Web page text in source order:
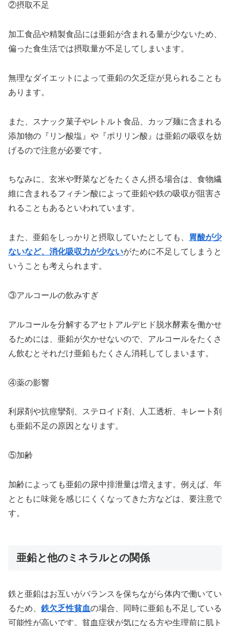
②摂取不足
加工食品や精製食品には亜鉛が含まれる量が少ないため、
偏った食生活では摂取量が不足してしまいます。
無理なダイエットによって亜鉛の欠乏症が見られることも
あります。
また、スナック菓子やレトルト食品、カップ麺に含まれる
添加物の『リン酸塩』や『ポリリン酸』は亜鉛の吸収を妨
げるので注意が必要です。
ちなみに、玄米や野菜などをたくさん摂る場合は、食物繊
維に含まれるフィチン酸によって亜鉛や鉄の吸収が阻害さ
れることもあるといわれています。
また、亜鉛をしっかりと摂取していたとしても、
胃酸が少
ないなど、消化吸収力が少ないがために不足してしまうと
いうことも考えられます。
③アルコールの飲みすぎ
アルコールを分解するアセトアルデヒド脱水酵素を働かせ
るためには、亜鉛が欠かせないので、アルコールをたくさ
ん飲むとそれだけ亜鉛もたくさん消耗してしまいます。
④薬の影響
利尿剤や抗痙攣剤、ステロイド剤、人工透析、キレート剤
も亜鉛不足の原因となります。
⑤加齢
加齢によっても亜鉛の尿中排泄量は増えます。例えば、年
とともに味覚を感じにくくなってきた方などは、要注意で
す。
亜鉛と他のミネラルとの関係
鉄と亜鉛はお互いがバランスを保ちながら体内で働いてい
るため、 鉄欠乏性貧血の場合、同時に亜鉛も不足している
可能性が高いです。貧血症状が気になる方や生理前に肌ト